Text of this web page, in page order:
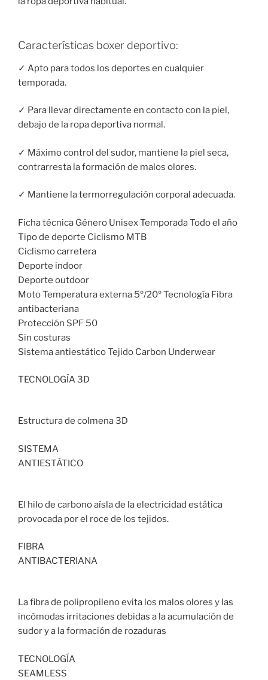
Características boxer deportivo:
✓ Apto para todos los deportes en cualquier
temporada.
✓ Para llevar directamente en contacto con la piel,
debajo de la ropa deportiva normal.
✓ Máximo control del sudor, mantiene la piel seca,
contrarresta la formación de malos olores.
✓ Mantiene la termorregulación corporal adecuada.
Ficha técnica Género Unisex Temporada Todo el año
Tipo de deporte Ciclismo MTB
Ciclismo carretera
Deporte indoor
Deporte outdoor
Moto Temperatura externa 5º/20º Tecnología Fibra
antibacteriana
Protección SPF 50
Sin costuras
Sistema antiestático Tejido Carbon Underwear
TECNOLOGÍA 3D
Estructura de colmena 3D
SISTEMA
ANTIESTÁTICO
El hilo de carbono aísla de la electricidad estática
provocada por el roce de los tejidos.
FIBRA
ANTIBACTERIANA
La fibra de polipropileno evita los malos olores y las
incómodas irritaciones debidas a la acumulación de
sudor y a la formación de rozaduras
TECNOLOGÍA
SEAMLESS